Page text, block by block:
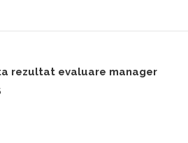
rezultat evaluare manager